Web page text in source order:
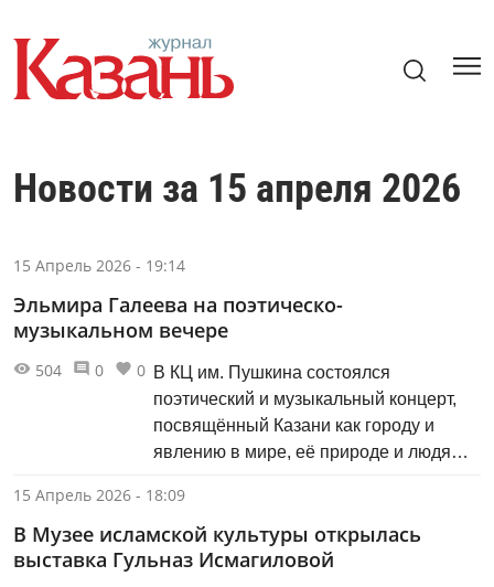
Новости за 15 апреля 2026
15 Апрель 2026 - 19:14
Эльмира Галеева на поэтическо-
музыкальном вечере
В КЦ им. Пушкина состоялся
поэтический и музыкальный концерт,
посвящённый Казани как городу и
явлению в мире, её природе и людям,
504 0 0
15 Апрель 2026 - 18:09
В Музее исламской культуры открылась
выставка Гульназ Исмагиловой